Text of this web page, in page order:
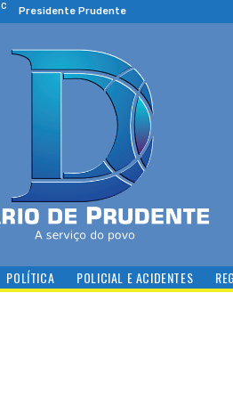
C Presidente Prudente
POLÍTICA POLICIAL E ACIDENTES